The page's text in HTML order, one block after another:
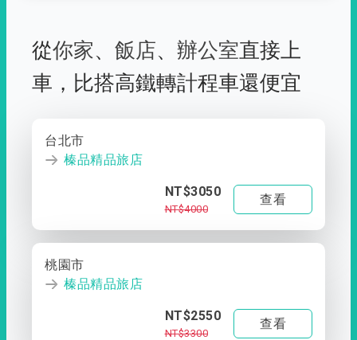
從你家、 飯店、 辦公室直接上
車， 比搭高鐵轉計程車還便宜
台北市
榛品精品旅店
NT$3050
NT$4000
查看
桃園市
榛品精品旅店
NT$2550
NT$3300
查看